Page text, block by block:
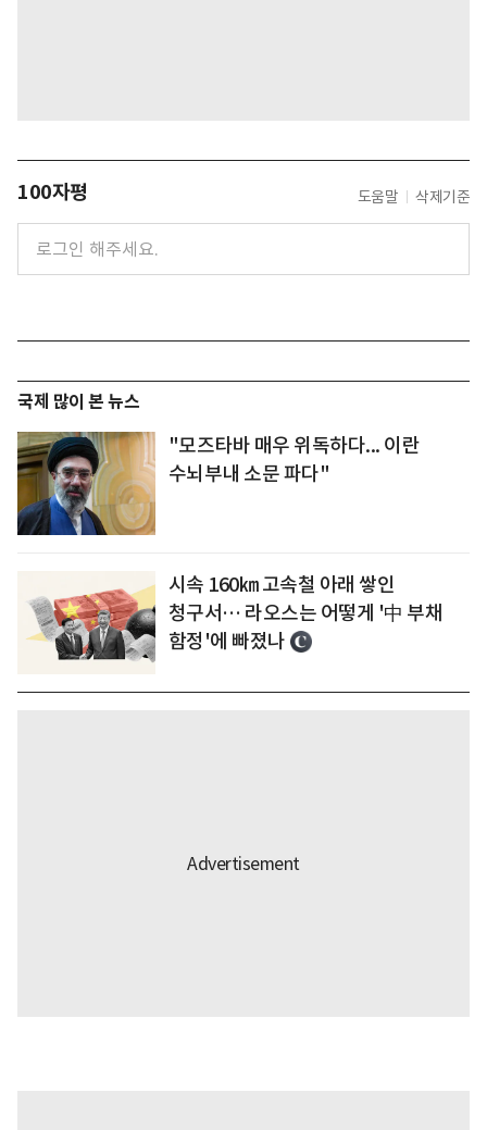
100자평 도움말 삭제기준
국제 많이 본 뉴스
"모즈타바 매우 위독하다... 이란
수뇌부내 소문 파다"
시속 160㎞ 고속철 아래 쌓인
청구서… 라오스는 어떻게 '中 부채
함정'에 빠졌나